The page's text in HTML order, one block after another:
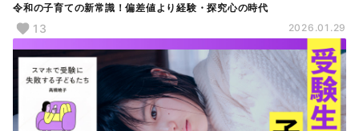
令和の子育ての新常識！偏差値より経験・探究心の時代
13 2026.01.29